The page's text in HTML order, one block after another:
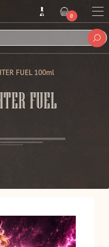
0
ARTICLE
FUEL 100ml
FUEL